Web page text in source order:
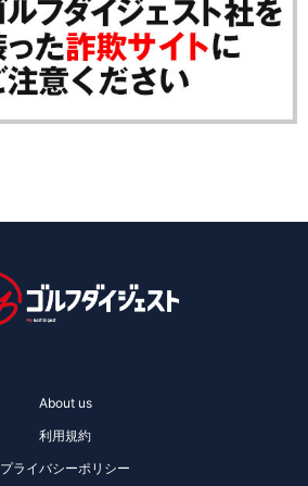
About us
利用規約
プライバシーポリシー